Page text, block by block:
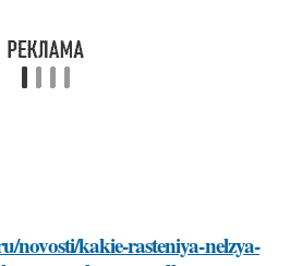
novosti/kakie-rasteniya-nelzya-